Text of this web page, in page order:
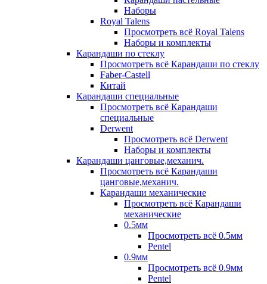
Наборы
Royal Talens
Просмотреть всё Royal Talens
Наборы и комплекты
Карандаши по стеклу
Просмотреть всё Карандаши по стеклу
Faber-Castell
Китай
Карандаши специальные
Просмотреть всё Карандаши
специальные
Derwent
Просмотреть всё Derwent
Наборы и комплекты
Карандаши цанговые,механич.
Просмотреть всё Карандаши
цанговые,механич.
Карандаши механические
Просмотреть всё Карандаши
механические
0.5мм
Просмотреть всё 0.5мм
Pentel
0.9мм
Просмотреть всё 0.9мм
Pentel